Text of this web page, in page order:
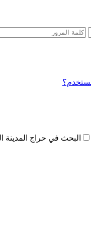
البحث في حراج المدينة